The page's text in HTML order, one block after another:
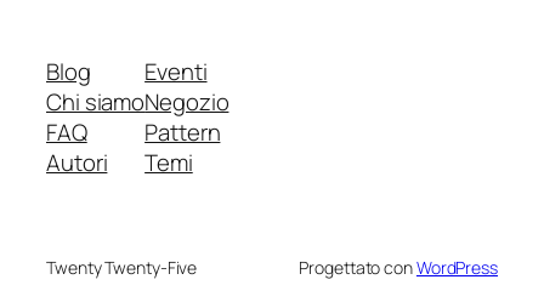
Blog
Chi siamo
FAQ
Autori
Eventi
Negozio
Pattern
Temi
Twenty Twenty-Five Progettato conWordPress